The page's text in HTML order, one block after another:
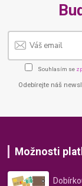
Souhlasím se
Odebírejte náš
Možnosti